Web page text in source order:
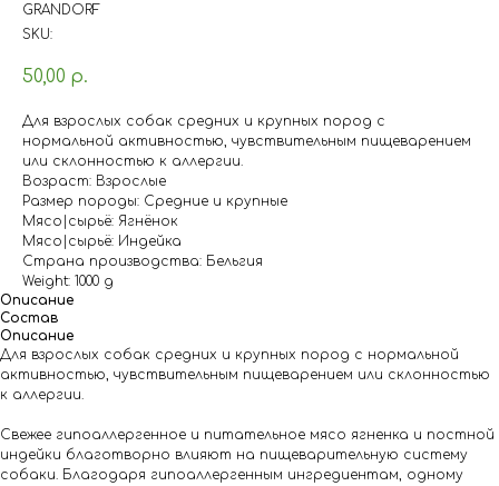
GRANDORF
SKU:
50,00 р.
Для взрослых собак средних и крупных пород с
нормальной активностью, чувствительным пищеварением
или склонностью к аллергии.
Возраст: Взрослые
Размер породы: Средние и крупные
Мясо|сырьё: Ягнёнок
Мясо|сырьё: Индейка
Страна производства: Бельгия
Weight: 1000 g
Описание
Состав
Описание
Для взрослых собак средних и крупных пород с нормальной
активностью, чувствительным пищеварением или склонностью
к аллергии.
Свежее гипоаллергенное и питательное мясо ягненка и постной
индейки благотворно влияют на пищеварительную систему
собаки. Благодаря гипоаллергенным ингредиентам, одному